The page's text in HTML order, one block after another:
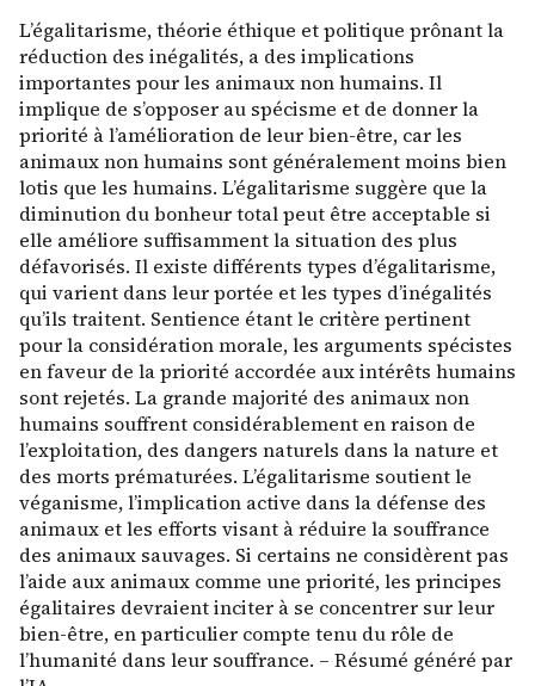
L’égalitarisme, théorie éthique et politique prônant la
réduction des inégalités, a des implications
importantes pour les animaux non humains. Il
implique de s’opposer au spécisme et de donner la
priorité à l’amélioration de leur bien-être, car les
animaux non humains sont généralement moins bien
lotis que les humains. L’égalitarisme suggère que la
diminution du bonheur total peut être acceptable si
elle améliore suffisamment la situation des plus
défavorisés. Il existe différents types d’égalitarisme,
qui varient dans leur portée et les types d’inégalités
qu’ils traitent. Sentience étant le critère pertinent
pour la considération morale, les arguments spécistes
en faveur de la priorité accordée aux intérêts humains
sont rejetés. La grande majorité des animaux non
humains souffrent considérablement en raison de
l’exploitation, des dangers naturels dans la nature et
des morts prématurées. L’égalitarisme soutient le
véganisme, l’implication active dans la défense des
animaux et les efforts visant à réduire la souffrance
des animaux sauvages. Si certains ne considèrent pas
l’aide aux animaux comme une priorité, les principes
égalitaires devraient inciter à se concentrer sur leur
bien-être, en particulier compte tenu du rôle de
l’humanité dans leur souffrance. – Résumé généré par